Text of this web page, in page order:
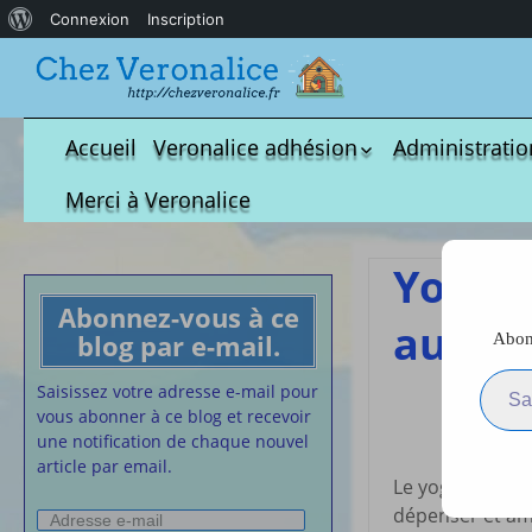
Accueil
Veronalice adhésion
Qui est-elle ?
Adhésion demandes
S.M.I.C et
Affiches
Convention
Lettres Types
Projet
calendrier des
Vaccination
nounou
Merci à Veronalice
Abonnez-vous à ce
blog par e-mail.
Saisissez votre adresse e-mail pour
vous abonner à ce blog et recevoir
une notification de chaque nouvel
article par email.
Adresse
Yoga-
autres
Le yoga est un
dépenser et
Saisissez votre adresse
propos
Connexion Inscription